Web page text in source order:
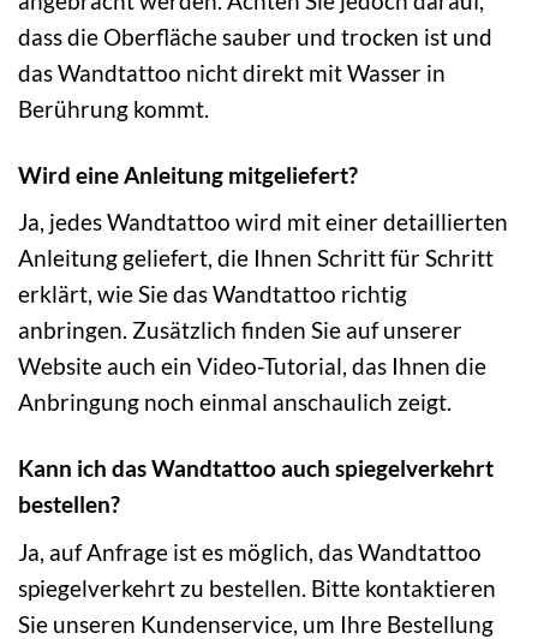
dass die Oberfläche sauber und trocken ist und
das Wandtattoo nicht direkt mit Wasser in
Berührung kommt.
Wird eine Anleitung mitgeliefert?
Ja, jedes Wandtattoo wird mit einer detaillierten
Anleitung geliefert, die Ihnen Schritt für Schritt
erklärt, wie Sie das Wandtattoo richtig
anbringen. Zusätzlich finden Sie auf unserer
Website auch ein Video-Tutorial, das Ihnen die
Anbringung noch einmal anschaulich zeigt.
Kann ich das Wandtattoo auch spiegelverkehrt
bestellen?
Ja, auf Anfrage ist es möglich, das Wandtattoo
spiegelverkehrt zu bestellen. Bitte kontaktieren
Sie unseren Kundenservice, um Ihre Bestellung